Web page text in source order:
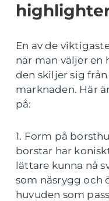
En av de
när man väljer
den skiljer sig
marknaden. Här
på:
1. Form på
borstar har
lättare kunna nå
som näsrygg och
huvuden som